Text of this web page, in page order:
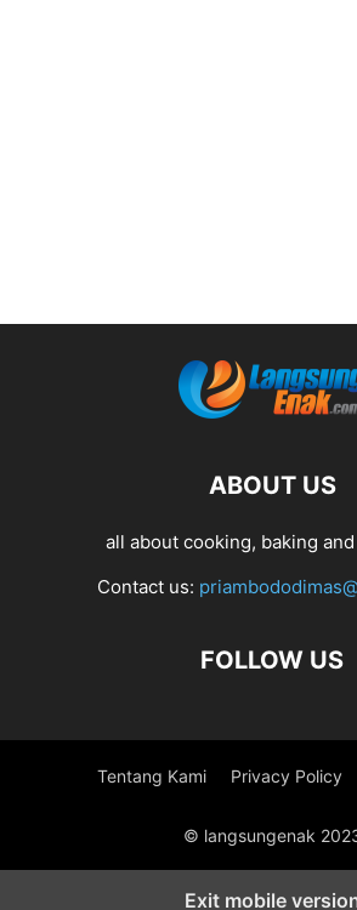
ABOUT US
all about cooking, baking
Contact us:
FOLLOW US
Tentang Kami Privacy Policy
© langsungenak
Exit mobile